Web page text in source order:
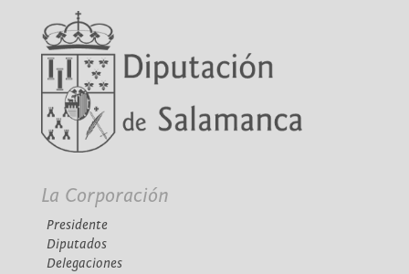
La Corporación
Presidente
Diputados
Delegaciones